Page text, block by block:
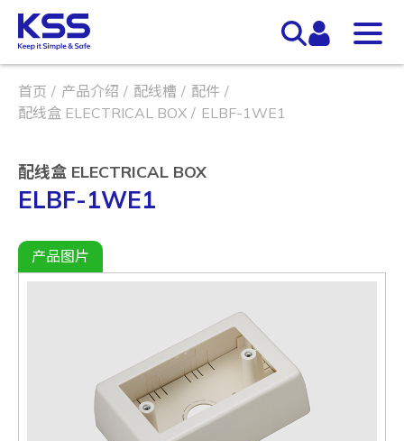
首页 产品介绍 配线槽
配件
配线盒 ELECTRICAL BOX
ELBF-1WE1
配线盒 ELECTRICAL BOX
ELBF-1WE1
产品图片